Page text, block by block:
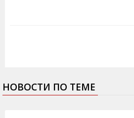
НОВОСТИ ПО ТЕМЕ